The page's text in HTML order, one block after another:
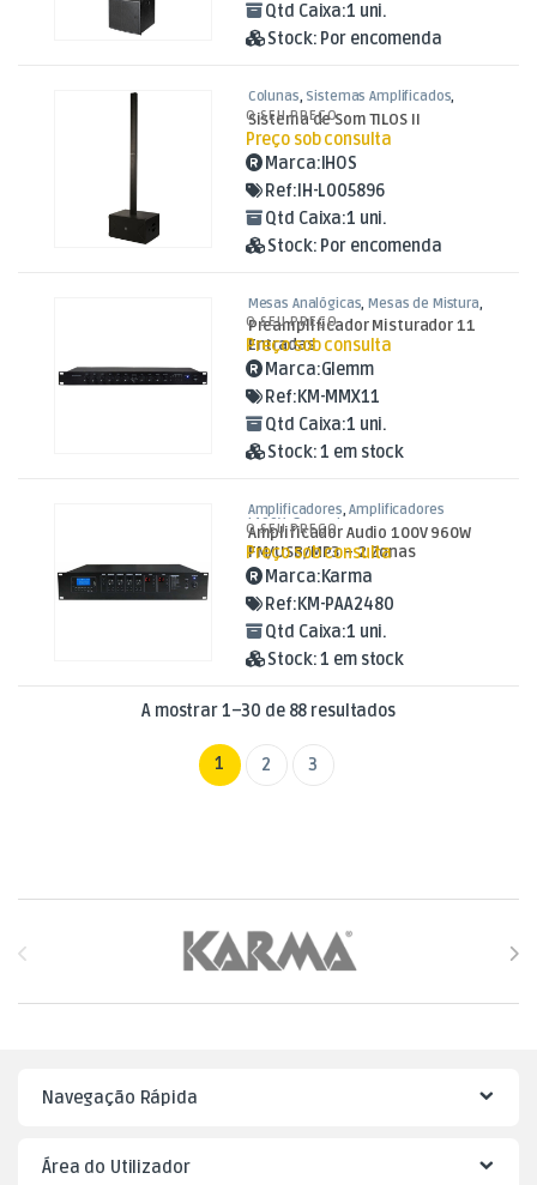
Qtd Caixa:1 uni.
Stock: Por encomenda
Colunas, Sistemas Amplificados,
Som e Luz
Sistema de Som TILOS II
O SEU PREÇO
Preço sob consulta
Marca: IHOS
Ref: IH-L005896
Qtd Caixa:1 uni.
Stock: Por encomenda
Mesas Analógicas,Mesas de Mistura,
Som e Luz
Preamplificador Misturador 11
Entradas
O SEU PREÇO
Preço sob consulta
Marca:Glemm
Ref:KM-MMX11
Qtd Caixa:1 uni.
Stock: 1 em stock
Amplificadores,Amplificadores
L100V,Som e Luz
Amplificador Audio 100V 960W
FM/USB/MP3 – 2 Zonas
O SEU PREÇO
Preço sob consulta
Marca:Karma
Ref:KM-PAA2480
Qtd Caixa:1 uni.
Stock: 1 em stock
A mostrar 1–30 de 88 resultadosOrdenado por
1 2 3
Navegação Rápida
Área do Utilizador